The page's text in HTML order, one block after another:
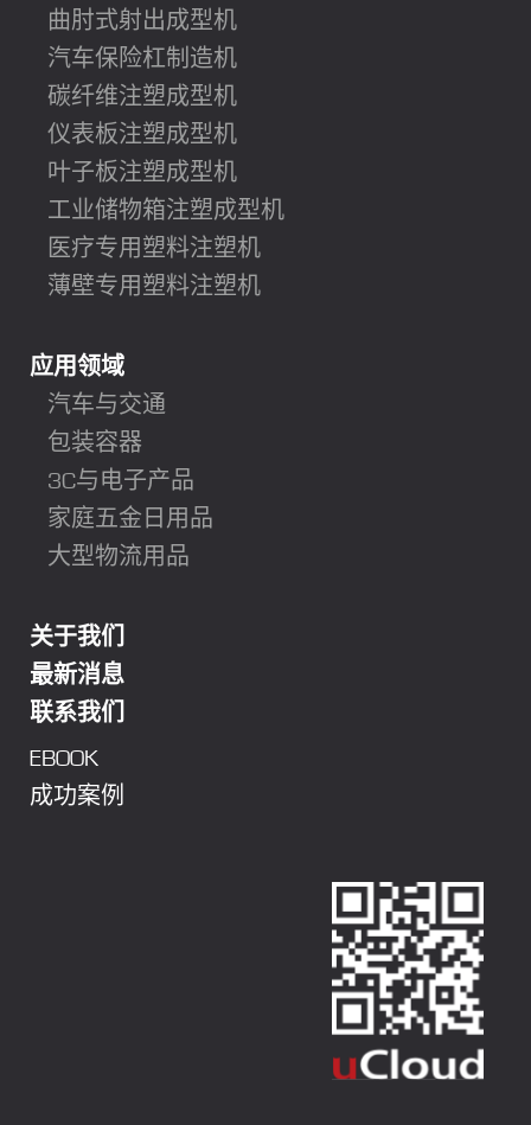
曲肘式射出成型机
汽车保险杠制造机
碳纤维注塑成型机
仪表板注塑成型机
叶子板注塑成型机
工业储物箱注塑成型机
医疗专用塑料注塑机
薄壁专用塑料注塑机
应用领域
汽车与交通
包装容器
3C与电子产品
家庭五金日用品
大型物流用品
关于我们
最新消息
联系我们
EBOOK
成功案例